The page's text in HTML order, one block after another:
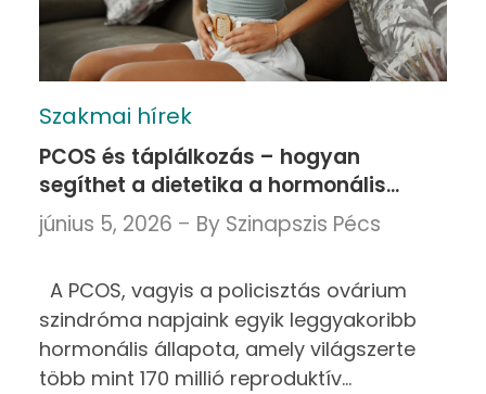
Szakmai hírek
PCOS és táplálkozás – hogyan
segíthet a dietetika a hormonális
egyensúly támogatásában?
június 5, 2026 By Szinapszis Pécs
A PCOS, vagyis a policisztás ovárium
szindróma napjaink egyik leggyakoribb
hormonális állapota, amely világszerte
több mint 170 millió reproduktív